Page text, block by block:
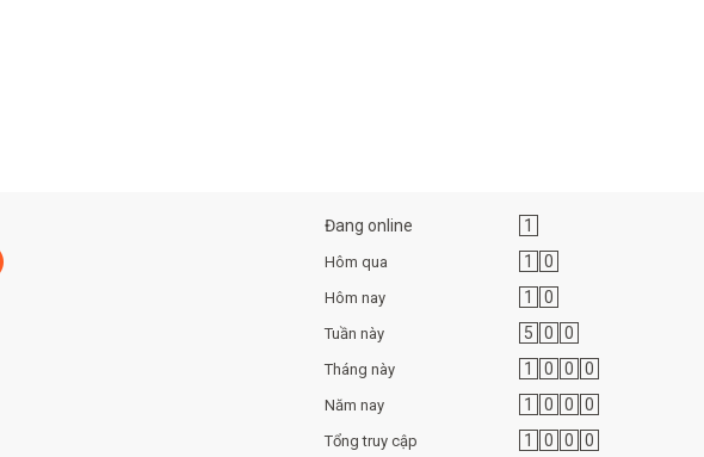
Đang online 1
Hôm qua 1 0
Hôm nay 1 0
Tuần này 5 0 0
Tháng này 1 0 0 0
Năm nay 1 0 0 0
Tổng truy cập 1 0 0 0